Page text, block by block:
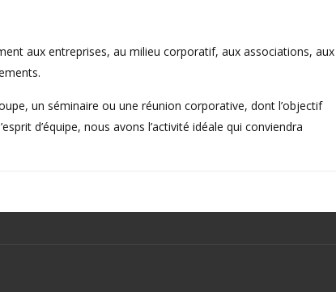
aux entreprises, au milieu corporatif, aux associations, aux
un séminaire ou une réunion corporative, dont l’objectif
d’équipe, nous avons l’activité idéale qui conviendra